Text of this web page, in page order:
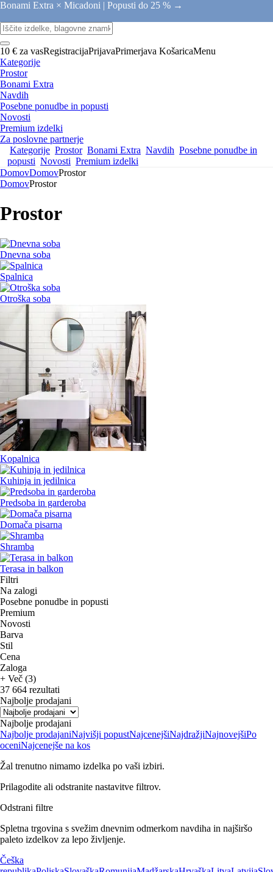
Bonami Extra × Micadoni | Popusti do 25 % →
10 € za vasRegistracijaPrijavaPrimerjava KošaricaMenu
Kategorije
Prostor
Bonami Extra
Navdih
Posebne ponudbe in popusti
Novosti
Premium izdelki
Za poslovne partnerje
Kategorije Prostor Bonami Extra Navdih Posebne ponudbe in
popusti Novosti Premium izdelki
DomovDomovProstor
DomovProstor
Prostor
Dnevna soba
Spalnica
Otroška soba
Kopalnica
Kuhinja in jedilnica
Predsoba in garderoba
Domača pisarna
Shramba
Terasa in balkon
Filtri
Na zalogi
Posebne ponudbe in popusti
Premium
Novosti
Barva
Stil
Cena
Zaloga
+ Več (3)
37 664 rezultati
Najbolje prodajani
Najbolje prodajani
Najbolje prodajaniNajvišji popustNajcenejšiNajdražjiNajnovejšiPo
oceniNajcenejše na kos
Žal trenutno nimamo izdelka po vaši izbiri.
Prilagodite ali odstranite nastavitve filtrov.
Odstrani filtre
Spletna trgovina s svežim dnevnim odmerkom navdiha in najširšo
paleto izdelkov za lepo življenje.
Češka